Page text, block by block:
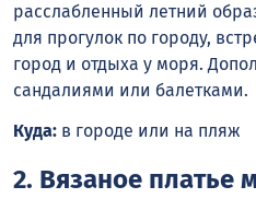
расслабленный летний
для прогулок по городу,
город и отдыха у моря.
сандалиями или балетками.
Куда: в городе или на пляж
2. Вязаное платье